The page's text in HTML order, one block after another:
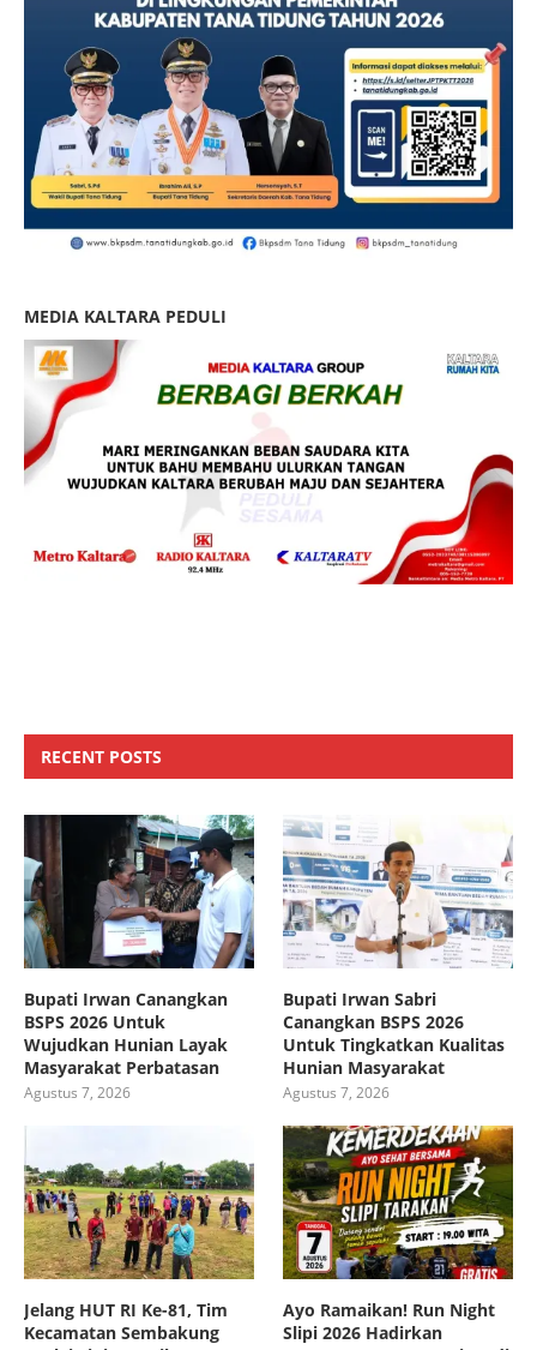
MEDIA KALTARA PEDULI
RECENT POSTS
Bupati Irwan Canangkan
BSPS 2026 Untuk
Wujudkan Hunian Layak
Masyarakat Perbatasan
Agustus 7, 2026
Bupati Irwan Sabri
Canangkan BSPS 2026
Untuk Tingkatkan Kualitas
Hunian Masyarakat
Agustus 7, 2026
Jelang HUT RI Ke-81, Tim
Kecamatan Sembakung
Ayo Ramaikan! Run Night
Slipi 2026 Hadirkan